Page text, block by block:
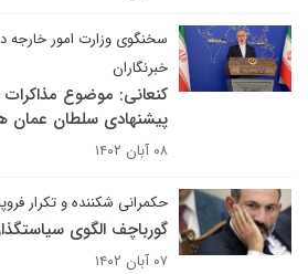
سخنگوی وزارت امور
خبرنگاران
کنعانی: موضوع
پیشنهادی سلطان
۰۸ آبان ۱۴۰۲
حکمرانی شکننده و تکرار
گورباچف الگوی
۰۷ آبان ۱۴۰۲